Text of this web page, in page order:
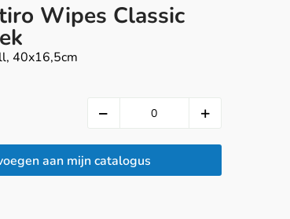
Wipes Classic
40x16,5cm
aan mijn catalogus